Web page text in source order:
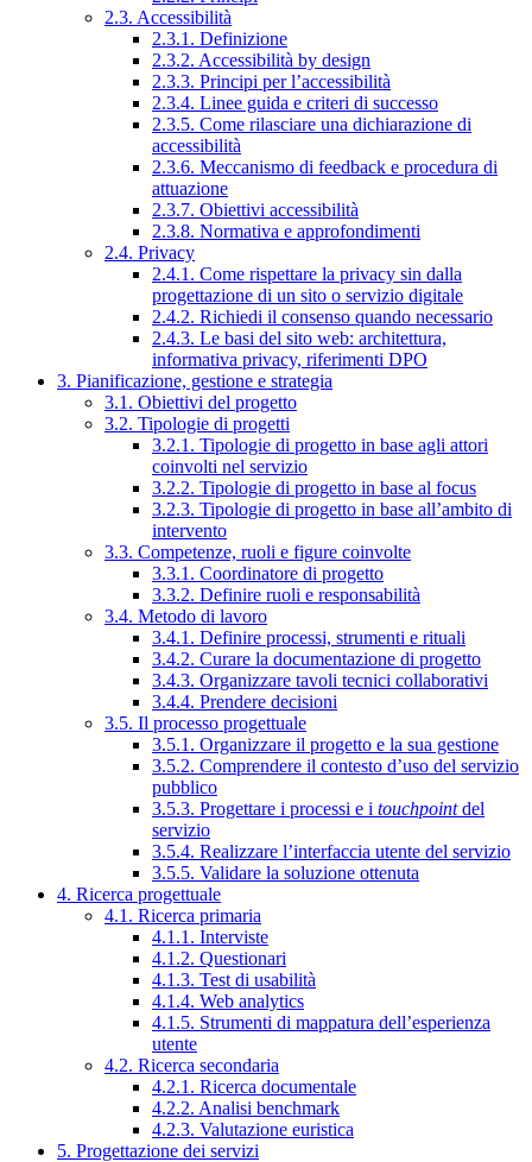
2.3. Accessibilità
2.3.1. Definizione
2.3.2. Accessibilità by design
2.3.3. Principi per l’accessibilità
2.3.4. Linee guida e criteri di successo
2.3.5. Come rilasciare una dichiarazione di
accessibilità
2.3.6. Meccanismo di feedback e procedura di
attuazione
2.3.7. Obiettivi accessibilità
2.3.8. Normativa e approfondimenti
2.4. Privacy
2.4.1. Come rispettare la privacy sin dalla
progettazione di un sito o servizio digitale
2.4.2. Richiedi il consenso quando necessario
2.4.3. Le basi del sito web: architettura,
informativa privacy, riferimenti DPO
3. Pianificazione, gestione e strategia
3.1. Obiettivi del progetto
3.2. Tipologie di progetti
3.2.1. Tipologie di progetto in base agli attori
coinvolti nel servizio
3.2.2. Tipologie di progetto in base al focus
3.2.3. Tipologie di progetto in base all’ambito di
intervento
3.3. Competenze, ruoli e figure coinvolte
3.3.1. Coordinatore di progetto
3.3.2. Definire ruoli e responsabilità
3.4. Metodo di lavoro
3.4.1. Definire processi, strumenti e rituali
3.4.2. Curare la documentazione di progetto
3.4.3. Organizzare tavoli tecnici collaborativi
3.4.4. Prendere decisioni
3.5. Il processo progettuale
3.5.1. Organizzare il progetto e la sua gestione
3.5.2. Comprendere il contesto d’uso del servizio
pubblico
3.5.3. Progettare i processi e i touchpointdel
servizio
3.5.4. Realizzare l’interfaccia utente del servizio
3.5.5. Validare la soluzione ottenuta
4. Ricerca progettuale
4.1. Ricerca primaria
4.1.1. Interviste
4.1.2. Questionari
4.1.3. Test di usabilità
4.1.4. Web analytics
4.1.5. Strumenti di mappatura dell’esperienza
utente
4.2. Ricerca secondaria
4.2.1. Ricerca documentale
4.2.2. Analisi benchmark
4.2.3. Valutazione euristica
5. Progettazione dei servizi